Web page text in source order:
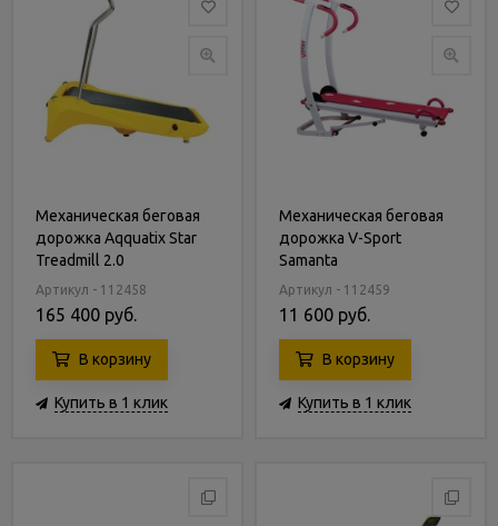
Механическая беговая
дорожка Aqquatix Star
Treadmill 2.0
Артикул - 112458
165 400 руб.
В корзину
Купить в 1 клик
Механическая беговая
дорожка V-Sport
Samanta
Артикул - 112459
11 600 руб.
В корзину
Купить в 1 клик